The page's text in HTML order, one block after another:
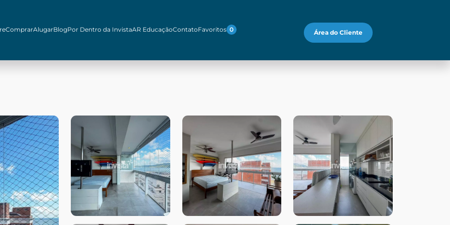
ComprarAlugarBlogPor Dentro da InvistaAR EducaçãoContatoFavoritos 0 Área do Cliente